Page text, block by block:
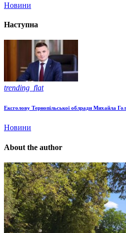
Новини
Наступна
trending_flat
Ексголову Тернопільської облради Михайла
Новини
About the author